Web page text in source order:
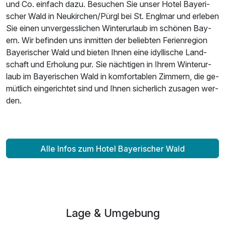
Ausstattung
und Co. ein­fach da­zu. Be­su­chen Sie un­ser Ho­tel Baye­ri­
scher Wald in Neu­kir­chen/Pürgl bei St. Engl­mar und er­le­ben
Sie ei­nen un­ver­gess­li­chen Win­ter­ur­laub im schö­nen Bay­
ern. Wir be­fin­den uns in­mit­ten der be­lieb­ten Fe­ri­en­re­gi­on
Baye­ri­scher Wald und bie­ten Ih­nen ei­ne idyl­li­sche Land­
schaft und Er­ho­lung pur. Sie näch­ti­gen in Ih­rem Win­ter­ur­
laub im Baye­ri­schen Wald in kom­for­ta­blen Zim­mern, die ge­
müt­lich ein­ge­rich­tet sind und Ih­nen si­cher­lich zu­sa­gen wer­
den.
Alle Infos zum Hotel Bayerischer Wald
Lage & Umgebung